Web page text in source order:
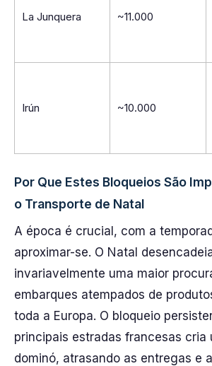
La Junquera ~11.000
Irún ~10.000
Por Que Estes Bloqueios São
o Transporte de Natal
A época é crucial, com a
aproximar-se. O Natal
invariavelmente uma maior
embarques atempados de
toda a Europa. O bloqueio
principais estradas francesas cria
dominó, atrasando as entregas e